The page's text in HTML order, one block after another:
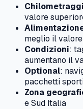
valore
meglio il valore
Condizioni:
aumentano il
Optional:
pacchetti
Zona
e Sud Italia